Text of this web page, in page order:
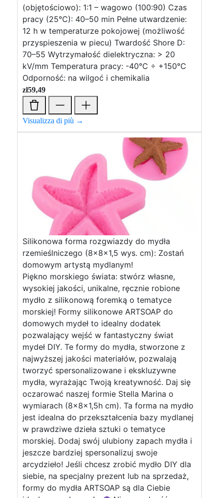
(objętościowo): 1:1 – wagowo (100:90) Czas
pracy (25°C): 40–50 min Pełne utwardzenie:
12 h w temperaturze pokojowej (możliwość
przyspieszenia w piecu) Twardość Shore D:
70–55 Wytrzymałość dielektryczna: > 20
kV/mm Temperatura pracy: -40°C ÷ +150°C
Odporność: na wilgoć i chemikalia
zł59,49
Visualizza di più →
Silikonowa forma rozgwiazdy do mydła
rzemieślniczego (8x8x1,5 wys. cm): Zostań
domowym artystą mydlanym!
Piękno morskiego świata: stwórz własne,
wysokiej jakości, unikalne, ręcznie robione
mydło z silikonową foremką o tematyce
morskiej! Formy silikonowe ARTSOAP do
domowych mydeł to idealny dodatek
pozwalający wejść w fantastyczny świat
mydeł DIY. Te formy do mydła, stworzone z
najwyższej jakości materiałów, pozwalają
tworzyć spersonalizowane i ekskluzywne
mydła, wyrażając Twoją kreatywność. Daj się
oczarować naszej formie Stella Marina o
wymiarach (8x8x1,5h cm). Ta forma na mydło
jest idealna do przekształcenia bazy mydlanej
w prawdziwe dzieła sztuki o tematyce
morskiej. Dodaj swój ulubiony zapach mydła i
jeszcze bardziej spersonalizuj swoje
arcydzieło! Jeśli chcesz zrobić mydło DIY dla
siebie, na specjalny prezent lub na sprzedaż,
formy do mydła ARTSOAP są dla Ciebie